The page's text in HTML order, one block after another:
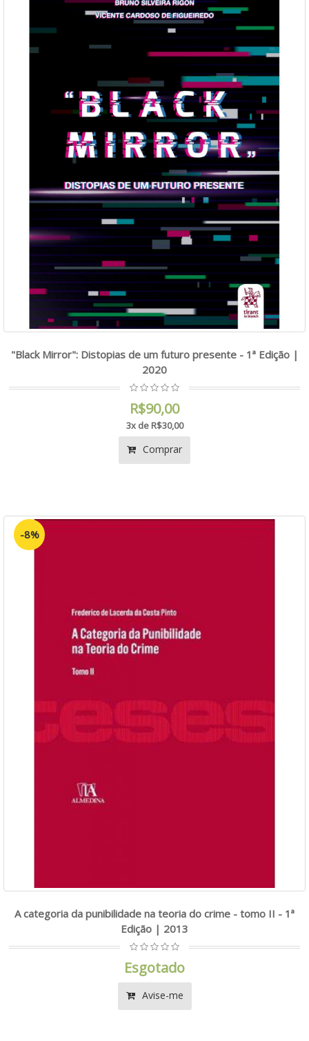
"Black Mirror": Distopias de um futuro presente - 1ª Edição |
2020
R$90,00
3x de R$30,00
Comprar
-8%
A categoria da punibilidade na teoria do crime - tomo II - 1ª
Edição | 2013
Esgotado
Avise-me